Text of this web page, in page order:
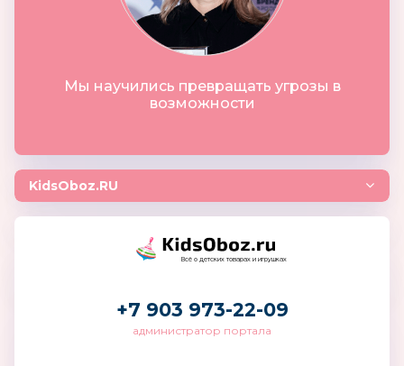
Мы научились превращать угрозы в
возможности
KidsOboz.RU
Всё о детских товарах и игрушках
+7 903 973-22-09
администратор портала